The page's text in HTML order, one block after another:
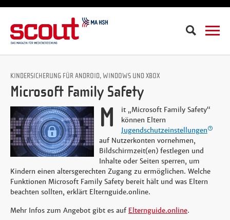
Suche
KINDERSICHERUNG FÜR ANDROID, WINDOWS UND XBOX
Microsoft Family Safety
M
it „Microsoft Family Safety“
können Eltern
Jugendschutzeinstellungen
auf Nutzerkonten vornehmen,
Bildschirmzeit(en) festlegen und
Inhalte oder Seiten sperren, um
Kindern einen altersgerechten Zugang zu ermöglichen. Welche
Funktionen Microsoft Family Safety bereit hält und was Eltern
beachten sollten, erklärt Elternguide.online.
Mehr Infos zum Angebot gibt es auf Elternguide.online.